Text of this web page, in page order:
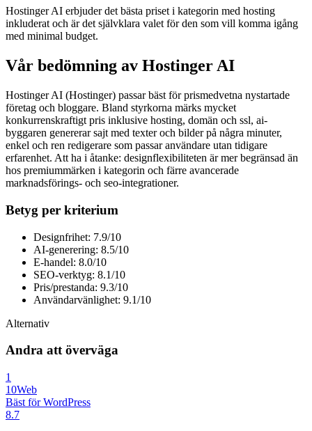
Hostinger AI erbjuder det bästa priset i kategorin med hosting
inkluderat och är det självklara valet för den som vill komma igång
med minimal budget.
Vår bedömning av Hostinger AI
Hostinger AI (Hostinger) passar bäst för prismedvetna nystartade
företag och bloggare. Bland styrkorna märks mycket
konkurrenskraftigt pris inklusive hosting, domän och ssl, ai-
byggaren genererar sajt med texter och bilder på några minuter,
enkel och ren redigerare som passar användare utan tidigare
erfarenhet. Att ha i åtanke: designflexibiliteten är mer begränsad än
hos premiummärken i kategorin och färre avancerade
marknadsförings- och seo-integrationer.
Betyg per kriterium
Designfrihet: 7.9/10
AI-generering: 8.5/10
E-handel: 8.0/10
SEO-verktyg: 8.1/10
Pris/prestanda: 9.3/10
Användarvänlighet: 9.1/10
Alternativ
Andra att överväga
1
10Web
Bäst för WordPress
8.7